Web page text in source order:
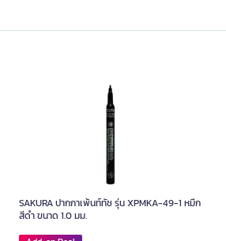
SAKURA ปากกาเพ้นท์ทัช รุ่น XPMKA-49-1 หมึก
สีดำ ขนาด 1.0 มม.